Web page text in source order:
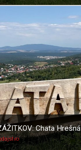
Chata Hrešná